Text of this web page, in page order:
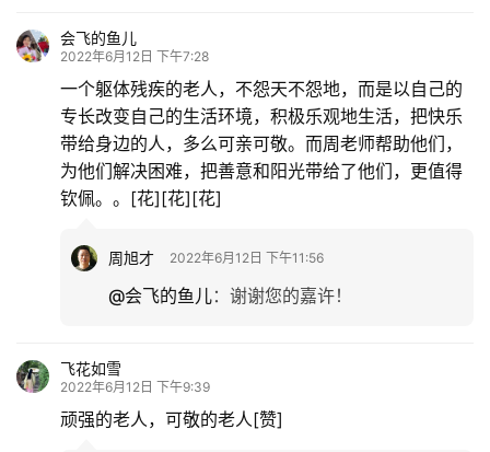
会飞的鱼儿
2022年6月12日 下午7:28
一个躯体残疾的老人，不怨天不怨地，而是以自己的
专长改变自己的生活环境，积极乐观地生活，把快乐
带给身边的人，多么可亲可敬。而周老师帮助他们，
为他们解决困难，把善意和阳光带给了他们，更值得
钦佩。。[花][花][花]
周旭才 2022年6月12日 下午11:56
@会飞的鱼儿： 谢谢您的嘉许！
飞花如雪
2022年6月12日 下午9:39
顽强的老人，可敬的老人[赞]